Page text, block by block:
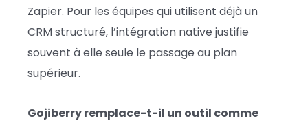
Zapier. Pour les équipes qui utilisent déjà un
CRM structuré, l’intégration native justifie
souvent à elle seule le passage au plan
supérieur.
Gojiberry remplace-t-il un outil comme